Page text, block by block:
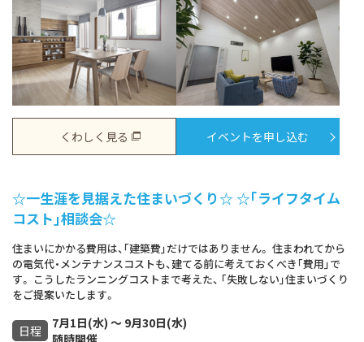
くわしく見る イベントを申し込む
☆一生涯を見据えた住まいづくり☆ ☆｢ライフタイム
コスト｣相談会☆
住まいにかかる費用は、｢建築費｣だけではありません。 住まわれてから
の電気代・メンテナンスコストも、建てる前に考えておくべき｢費用｣で
す。 こうしたランニングコストまで考えた、 ｢失敗しない｣住まいづくり
をご提案いたします。
日程
7月1日(水) ～ 9月30日(水)